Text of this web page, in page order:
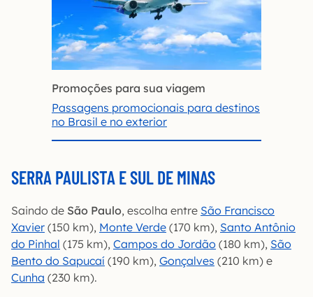
Promoções para sua viagem
Passagens promocionais para destinos
no Brasil e no exterior
SERRA PAULISTA E SUL DE MINAS
Saindo de São Paulo, escolha entre São Francisco
Xavier (150 km), Monte Verde (170 km), Santo Antônio
do Pinhal (175 km), Campos do Jordão (180 km), São
Bento do Sapucaí (190 km), Gonçalves (210 km) e
Cunha (230 km).